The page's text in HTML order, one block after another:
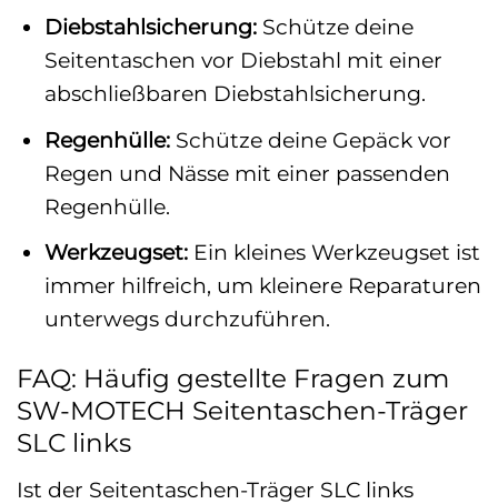
Diebstahlsicherung:Schütze deine
Seitentaschen vor Diebstahl mit einer
abschließbaren Diebstahlsicherung.
Regenhülle:Schütze deine Gepäck vor
Regen und Nässe mit einer passenden
Regenhülle.
Werkzeugset:Ein kleines Werkzeugset ist
immer hilfreich, um kleinere Reparaturen
unterwegs durchzuführen.
FAQ: Häufig gestellte Fragen zum
SW-MOTECH Seitentaschen-Träger
SLC links
Ist der Seitentaschen-Träger SLC links